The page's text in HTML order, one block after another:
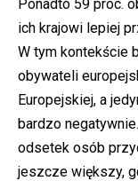
Ponadto 59 proc.
ich krajowi lepiej
W tym kontekście
obywateli
Europejskiej, a
bardzo
odsetek osób
jeszcze większy,